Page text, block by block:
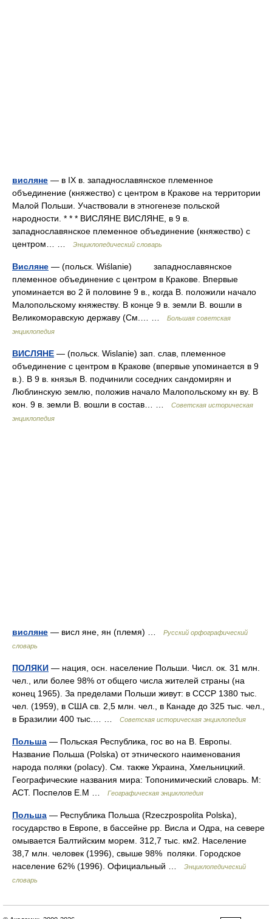
висляне — в IX в. западнославянское племенное
объединение (княжество) с центром в Кракове на территории
Малой Польши. Участвовали в этногенезе польской
народности. * * * ВИСЛЯНЕ ВИСЛЯНЕ, в 9 в.
западнославянское племенное объединение (княжество) с
центром… …
Энциклопедический словарь
Висляне — (польск. Wiślanie) западнославянское
племенное объединение с центром в Кракове. Впервые
упоминается во 2 й половине 9 в., когда В. положили начало
Малопольскому княжеству. В конце 9 в. земли В. вошли в
Великоморавскую державу (См.… …
Большая советская
энциклопедия
ВИСЛЯНЕ — (польск. Wislanie) зап. слав, племенное
объединение с центром в Кракове (впервые упоминается в 9
в.). В 9 в. князья В. подчинили соседних сандомирян и
Люблинскую землю, положив начало Малопольскому кн ву. В
кон. 9 в. земли В. вошли в состав… …
Советская историческая
энциклопедия
висляне — висл яне, ян (племя) …
Русский орфографический
словарь
ПОЛЯКИ — нация, осн. население Польши. Числ. ок. 31 млн.
чел., или более 98% от общего числа жителей страны (на
конец 1965). За пределами Польши живут: в СССР 1380 тыс.
чел. (1959), в США св. 2,5 млн. чел., в Канаде до 325 тыс. чел.,
в Бразилии 400 тыс.… …
Советская историческая энциклопедия
Польша — Польская Республика, гос во на В. Европы.
Название Польша (Polska) от этнического наименования
народа поляки (polacy). См. также Украина, Хмельницкий.
Географические названия мира: Топонимический словарь. М:
АСТ. Поспелов Е.М …
Географическая энциклопедия
Польша — Республика Польша (Rzeczpospolita Polska),
государство в Европе, в бассейне рр. Висла и Одра, на севере
омывается Балтийским морем. 312,7 тыс. км2. Население
38,7 млн. человек (1996), свыше 98% поляки. Городское
население 62% (1996). Официальный …
Энциклопедический
словарь